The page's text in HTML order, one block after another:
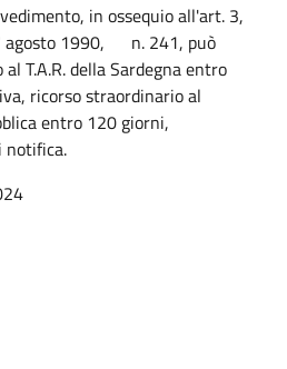
in ossequio all'art. 3,
agosto 1990, n. 241, può
T.A.R. della Sardegna entro
ricorso straordinario al
entro 120 giorni,
notifica.